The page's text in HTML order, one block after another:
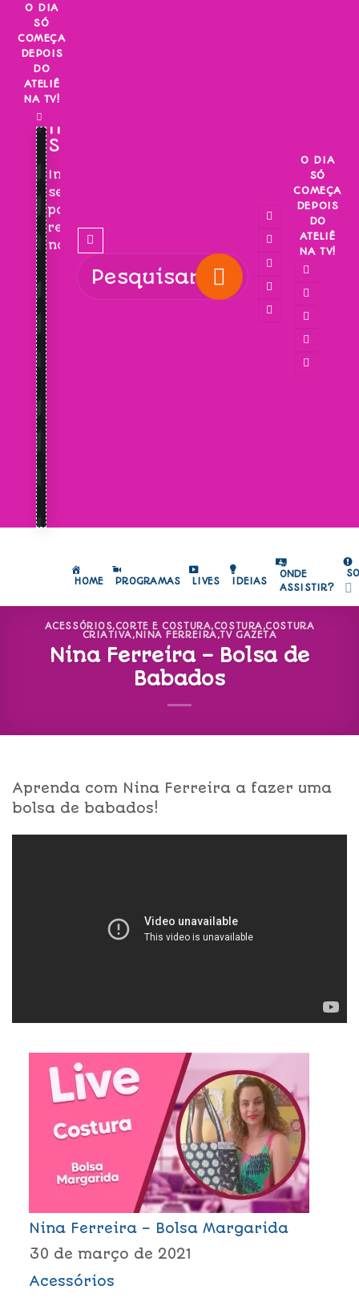
Skip
content
O DIA
SÓ
COMEÇA
DEPOIS
DO
ATELIÊ
NA TV!
INSCREVA-
SE!
Inscreva-
se
para
receber
novidades!
O DIA
SÓ
COMEÇA
DEPOIS
DO
ATELIÊ
NA TV!
HOME PROGRAMAS LIVES IDEIAS
ONDE
ASSISTIR?
ACESSÓRIOS,CORTE E COSTURA,COSTURA,COSTURA
CRIATIVA,NINA FERREIRA,TV GAZETA
Nina Ferreira – Bolsa de
Babados
Aprenda com Nina Ferreira a fazer uma
bolsa de babados!
Nina Ferreira – Bolsa Margarida
30 de março de 2021
Acessórios